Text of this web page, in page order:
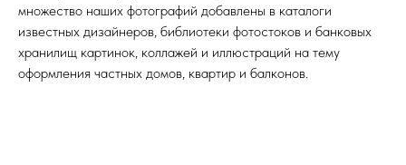
множество наших фотографий добавлены в каталоги
известных дизайнеров, библиотеки фотостоков и банковых
хранилищ картинок, коллажей и иллюстраций на тему
оформления частных домов, квартир и балконов.